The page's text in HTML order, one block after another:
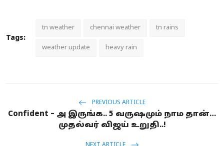
Tags:
tn weather chennai weather tn rains
weather update heavy rain
PREVIOUS ARTICLE
Confident – அ இருங்க.. 5 வருஷமும் நாம தான்…
முதல்வர் விஜய் உறுதி..!